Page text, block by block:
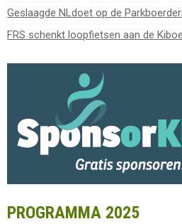
Geslaagde NLdoet op de
FRS schenkt loopfietsen aan de
PROGRAMMA 2025